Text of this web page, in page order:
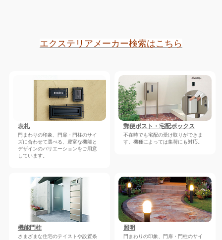
エクステリアメーカー検索はこちら
表札
門まわりの印象、門扉・門柱のサイ
ズに合わせて選べる、豊富な機能と
デザインのバリエーションをご用意
しています。
郵便ポスト・宅配ボックス
不在時でも宅配の受け取りができま
す。機種によっては集荷にも対応。
機能門柱
さまざまな住宅のテイストや設置条
照明
門まわりの印象、門扉・門柱のサイ